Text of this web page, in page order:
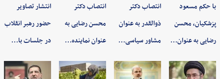
با حکم مسعود
پزشکیان، محسن
رضایی به عنوان…
انتصاب دکتر
ذوالقدر به عنوان
مشاور سیاسی…
انتصاب دکتر
محسن رضایی به
عنوان نماینده…
انتشار تصاویر
حضور رهبر انقلاب
در جلسات با…